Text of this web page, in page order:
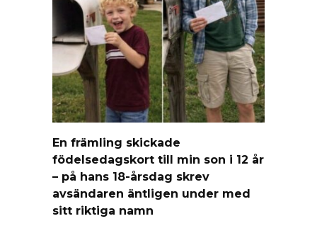
En främling skickade
födelsedagskort till min son i 12 år
– på hans 18-årsdag skrev
avsändaren äntligen under med
sitt riktiga namn